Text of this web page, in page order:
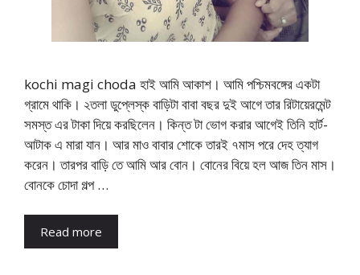
kochi magi choda হাই আমি আকাশ। আমি পশ্চিমবঙ্গের একটা
গ্রামে থাকি। ২তলা ডুপ্লেস্ক বাড়িটা বাবা বছর দুই আগে তার রিটায়েরমেন্ট
সমস্ত এর টাকা দিয়ে করছিলেন। কিন্ত টা ভোগ করার আগেই তিনি হার্ট-
আটাক এ মারা যান। আর মাও বাবার শোকে তারই ৭মাস পরে দেহ ত্যাগ
করেন। তারপর বাড়ি তে আমি আর বোন। বোনের বিয়ে হল আজ তিন মাস।
বোনকে চোদা গল্প …
Read more